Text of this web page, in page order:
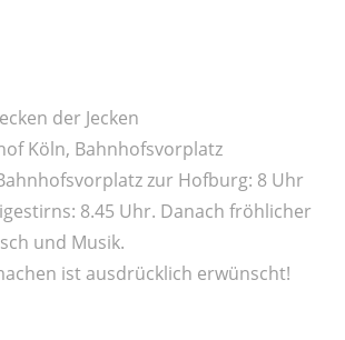
der Jecken
Köln, Bahnhofsvorplatz
zur Hofburg: 8 Uhr
8.45 Uhr. Danach fröhlicher
und Musik.
ist ausdrücklich erwünscht!